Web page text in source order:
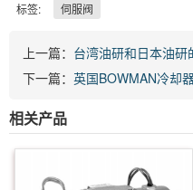
标签: 伺服阀
上一篇： 台湾油研和日本油研
下一篇： 英国BOWMAN冷却
相关产品